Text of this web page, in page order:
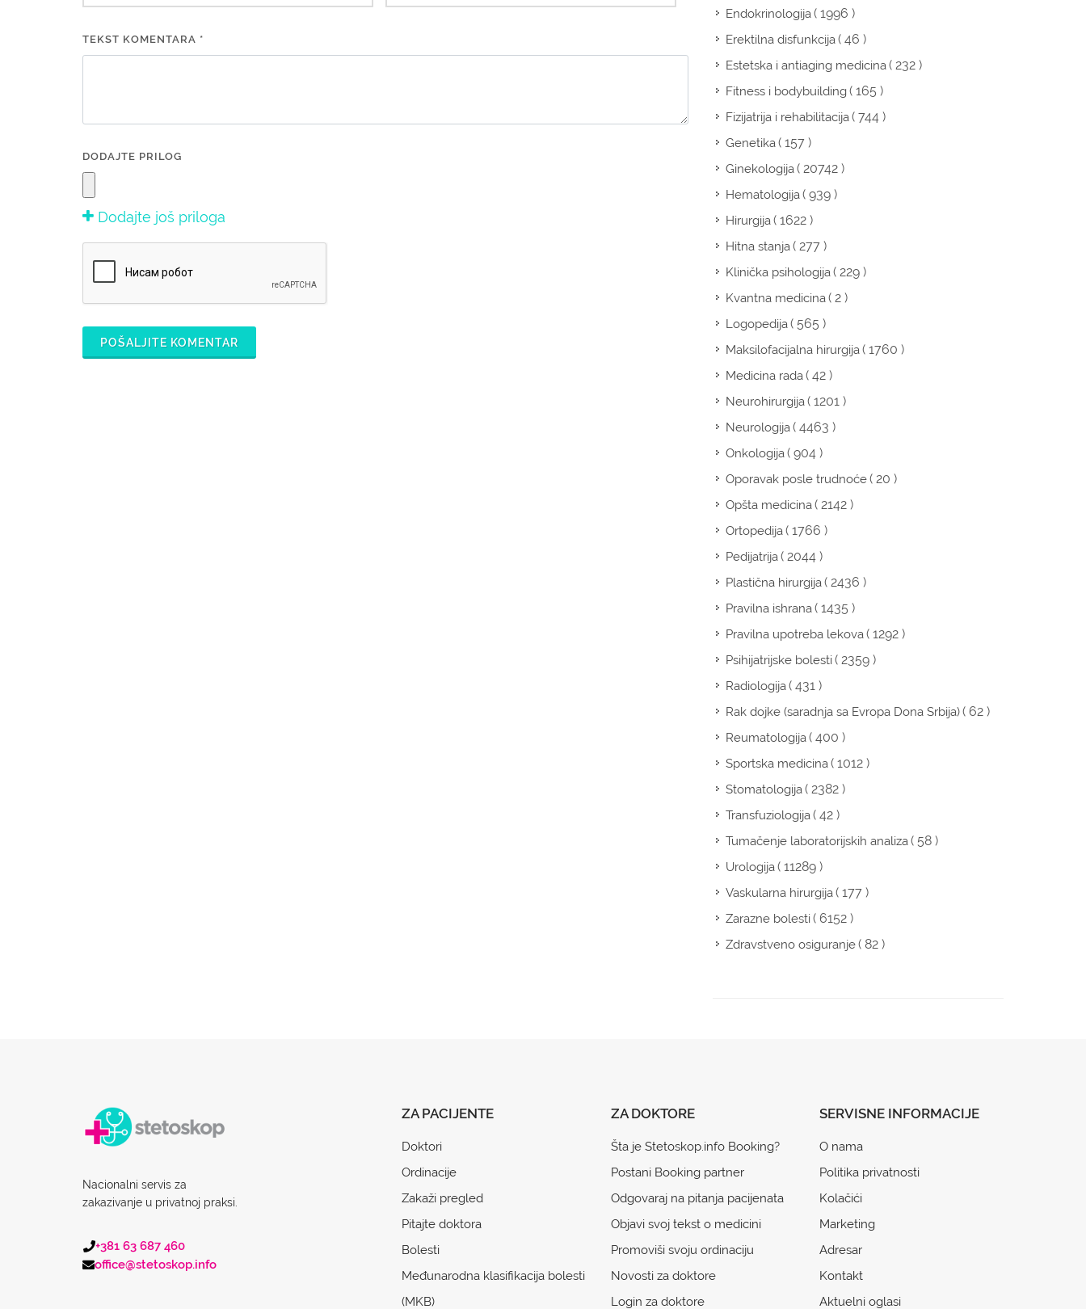
TEKST KOMENTARA *
DODAJTE PRILOG
Dodajte još priloga
POŠALJITE KOMENTAR
Endokrinologija( 1996 )
Erektilna disfunkcija( 46 )
Estetska i antiaging medicina( 232 )
Fitness i bodybuilding( 165 )
Fizijatrija i rehabilitacija( 744 )
Genetika( 157 )
Ginekologija( 20742 )
Hematologija( 939 )
Hirurgija( 1622 )
Hitna stanja( 277 )
Klinička psihologija( 229 )
Kvantna medicina( 2 )
Logopedija( 565 )
Maksilofacijalna hirurgija( 1760 )
Medicina rada( 42 )
Neurohirurgija( 1201 )
Neurologija( 4463 )
Onkologija( 904 )
Oporavak posle trudnoće( 20 )
Opšta medicina( 2142 )
Ortopedija( 1766 )
Pedijatrija( 2044 )
Plastična hirurgija( 2436 )
Pravilna ishrana( 1435 )
Pravilna upotreba lekova( 1292 )
Psihijatrijske bolesti( 2359 )
Radiologija( 431 )
Rak dojke (saradnja sa Evropa Dona Srbija)( 62 )
Reumatologija( 400 )
Sportska medicina( 1012 )
Stomatologija( 2382 )
Transfuziologija( 42 )
Tumačenje laboratorijskih analiza( 58 )
Urologija( 11289 )
Vaskularna hirurgija( 177 )
Zarazne bolesti( 6152 )
Zdravstveno osiguranje( 82 )
Nacionalni servis za
zakazivanje u privatnoj praksi.
+381 63 687 460
office@stetoskop.info
ZA PACIJENTE
Doktori
Ordinacije
Zakaži pregled
Pitajte doktora
Bolesti
Međunarodna klasifikacija bolesti
(MKB)
ZA DOKTORE
Šta je Stetoskop.info Booking?
Postani Booking partner
Odgovaraj na pitanja pacijenata
Objavi svoj tekst o medicini
Promoviši svoju ordinaciju
Novosti za doktore
Login za doktore
SERVISNE INFORMACIJE
O nama
Politika privatnosti
Kolačići
Marketing
Adresar
Kontakt
Aktuelni oglasi